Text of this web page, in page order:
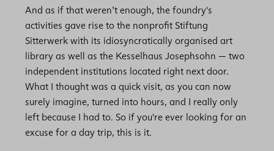
And as if that weren’t enough, the foundry's
activities gave rise to the nonprofit Stiftung
Sitterwerk with its idiosyncratically organised art
library as well as the Kesselhaus Josephsohn — two
independent institutions located right next door.
What I thought was a quick visit, as you can now
surely imagine, turned into hours, and I really only
left because I had to. So if you're ever looking for an
excuse for a day trip, this is it.